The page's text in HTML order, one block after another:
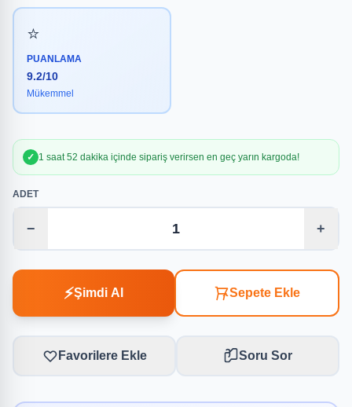
⭐
PUANLAMA
9.2/10
Mükemmel
✓ 1 saat 52 dakika içinde sipariş verirsen en geç yarın kargoda!
ADET
− +
⚡Şimdi Al Sepete Ekle
Favorilere Ekle Soru Sor